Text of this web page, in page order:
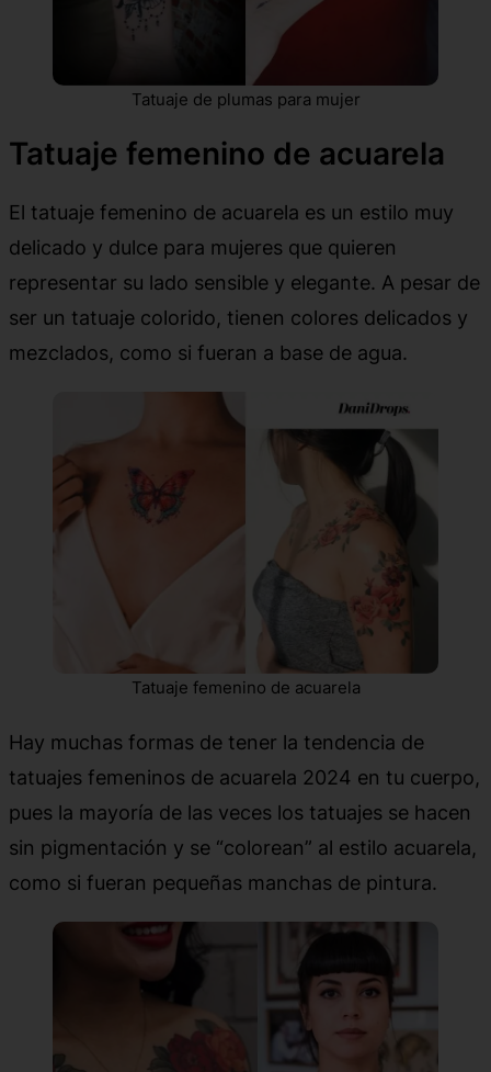
Tatuaje de plumas para mujer
Tatuaje femenino de acuarela
El tatuaje femenino de acuarela es un estilo muy
delicado y dulce para mujeres que quieren
representar su lado sensible y elegante. A pesar de
ser un tatuaje colorido, tienen colores delicados y
mezclados, como si fueran a base de agua.
Tatuaje femenino de acuarela
Hay muchas formas de tener la tendencia de
tatuajes femeninos de acuarela 2024 en tu cuerpo,
pues la mayoría de las veces los tatuajes se hacen
sin pigmentación y se “colorean” al estilo acuarela,
como si fueran pequeñas manchas de pintura.